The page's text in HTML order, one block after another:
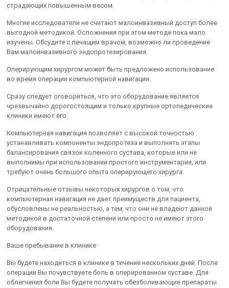
страдающих повышенным весом.
Многие исследователи не считают малоинвазивный доступ более
выгодной методикой. Осложнения при этом методе пока мало
изучены. Обсудите с лечащим врачом, возможно ли проведение
Вам малоинвазивного эндопротезирования.
Оперирующим хирургом может быть предложено использование
во время операции компьютерной навигации.
Сразу следует оговориться, что это оборудование является
чрезвычайно дорогостоящим и только крупные ортопедические
клиники имеют его.
Компьютерная навигация позволяет с высокой точностью
устанавливать компоненты эндопротеза и выполнять этапы
балансирования связок коленного сустава, которые или не
выполнимы при использовании простого инструментария, или
требуют очень большого опыта оперирующего хирурга.
Отрицательные отзывы некоторых хирургов о том, что
компьютерная навигация не дает преимуществ для пациента,
обусловлены не реальностью, а тем, что они не владеют данной
методикой в достаточной степени или просто не имеют этого
оборудования.
Ваше пребывание в клинике
Вы будете находиться в клинике в течение нескольких дней. После
операции Вы почувствуете боль в оперированном суставе. Для
облегчения боли Вы будете получать обезболивающие препараты.